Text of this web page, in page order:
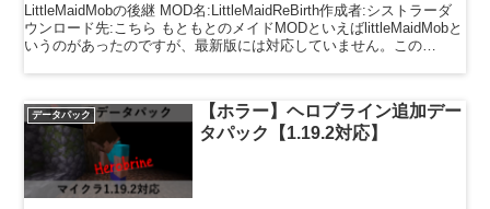
LittleMaidMobの後継 MOD名:LittleMaidReBirth作成者:シストラーダ
ウンロード先:こちら もともとのメイドMODといえばlittleMaidMobと
いうのがあったのですが、最新版には対応していません。この
データパック
【ホラー】ヘロブライン追加デー
タパック【1.19.2対応】